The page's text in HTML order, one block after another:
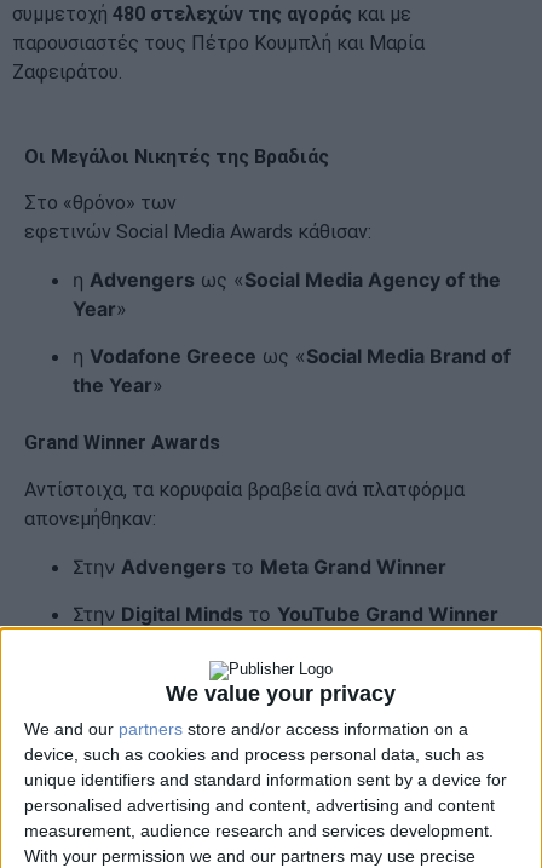
We value your privacy
We and our partners store and/or access information on a
device, such as cookies and process personal data, such as
unique identifiers and standard information sent by a device for
personalised advertising and content, advertising and content
measurement, audience research and services development.
With your permission we and our partners may use precise
συμμετοχή 480 στελεχών της αγοράς και με
παρουσιαστές τους Πέτρο Κουμπλή και Μαρία
Ζαφειράτου.
Οι Μεγάλοι Νικητές της Βραδιάς
Στο «θρόνο» των
εφετινών Social Media Awards κάθισαν:
η Advengers ως «Social Media Agency of the
Year»
η Vodafone Greece ως «Social Media Brand of
the Year»
Grand Winner Awards
Αντίστοιχα, τα κορυφαία βραβεία ανά πλατφόρμα
απονεμήθηκαν:
Στην Advengers το Meta Grand Winner
Στην Digital Minds το YouTube Grand Winner
AdvengersτοTikTok Grand Winner
ΓερμανόςτοLinkedIn Grand
Παράλληλα, απονεμήθηκε το“Jury’s Favorite Award |
Powered by BCA College”
Vodafone
Greeceγια την καμπάνια “Hit or Myth: Trust the
Process, They Said — We Trusted the Data”.